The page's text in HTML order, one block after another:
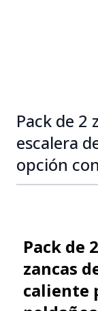
Pack de 2
escalera
opción
Pack de
zancas
caliente